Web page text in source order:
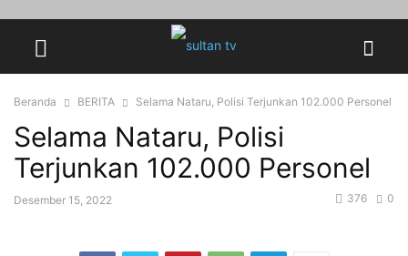
Beranda BERITA Selama Nataru, Polisi Terjunkan 102.000 Personel
Selama Nataru, Polisi
Terjunkan 102.000 Personel
Desember 15, 2022 0
376